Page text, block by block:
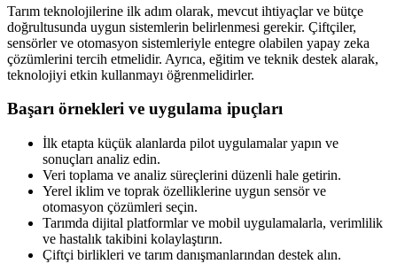
Tarım teknolojilerine ilk adım olarak, mevcut ihtiyaçlar ve bütçe
doğrultusunda uygun sistemlerin belirlenmesi gerekir. Çiftçiler,
sensörler ve otomasyon sistemleriyle entegre olabilen yapay zeka
çözümlerini tercih etmelidir. Ayrıca, eğitim ve teknik destek alarak,
teknolojiyi etkin kullanmayı öğrenmelidirler.
Başarı örnekleri ve uygulama ipuçları
İlk etapta küçük alanlarda pilot uygulamalar yapın ve
sonuçları analiz edin.
Veri toplama ve analiz süreçlerini düzenli hale getirin.
Yerel iklim ve toprak özelliklerine uygun sensör ve
otomasyon çözümleri seçin.
Tarımda dijital platformlar ve mobil uygulamalarla, verimlilik
ve hastalık takibini kolaylaştırın.
Çiftçi birlikleri ve tarım danışmanlarından destek alın.